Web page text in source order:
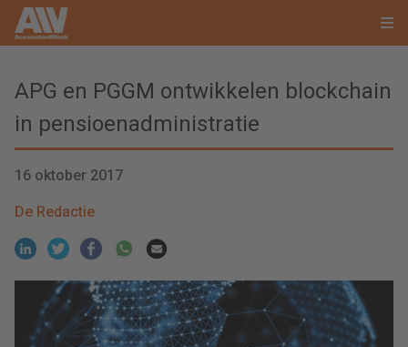
APG en PGGM ontwikkelen blockchain
in pensioenadministratie
16 oktober 2017
De Redactie